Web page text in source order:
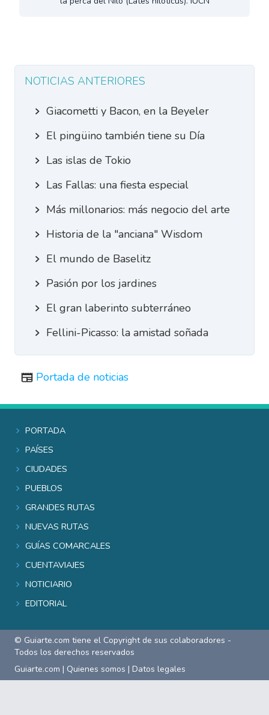
NOTICIAS ANTERIORES
Giacometti y Bacon, en la Beyeler
El pingüino también tiene su Día
Las islas de Tokio
Las Fallas: una fiesta especial
Más millonarios: más negocio del arte
Historia de la "anciana" Wisdom
El mundo de Baselitz
Pasión por los jardines
El gran laberinto subterráneo
Fellini-Picasso: la amistad soñada
Portada de noticias
Portada
Países
Ciudades
Pueblos
Grandes rutas
Nuevas rutas
Guías comarcales
Cuentaviajes
Noticiario
Editorial
© Guiarte.com tiene el Copyright de sus colaboradores -
Todos los derechos reservados
Guiarte.com | Quienes somos | Datos legales